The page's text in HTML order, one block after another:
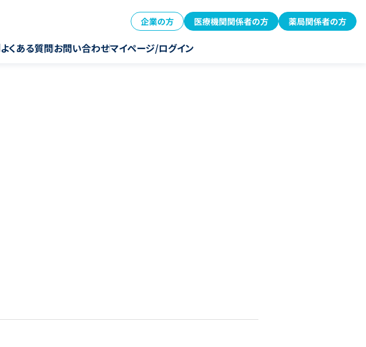
企業の方 医療機関関係者の方 薬局関係者の方
よくある質問お問い合わせマイページ/ログイン